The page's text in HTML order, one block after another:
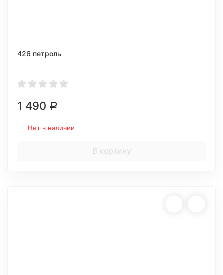
426 петроль
1 490 Р
Нет в наличии
В корзину